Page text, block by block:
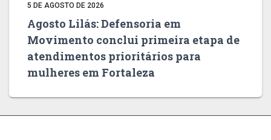
5 DE AGOSTO DE 2026
Agosto Lilás: Defensoria em
Movimento conclui primeira etapa de
atendimentos prioritários para
mulheres em Fortaleza